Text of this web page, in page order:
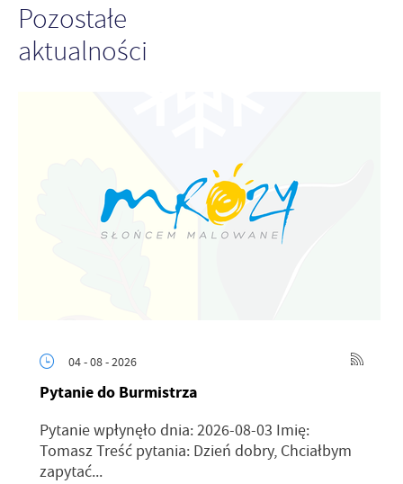
Pozostałe
aktualności
04 - 08 - 2026
Pytanie do Burmistrza
Pytanie wpłynęło dnia: 2026-08-03 Imię:
Tomasz Treść pytania: Dzień dobry, Chciałbym
zapytać...